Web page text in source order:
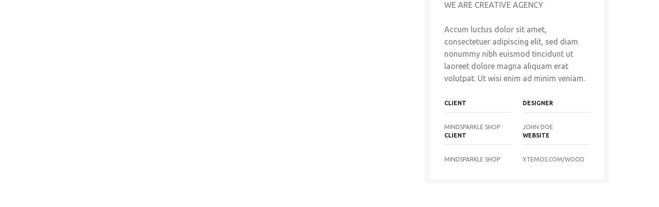
WE ARE CREATIVE AGENCY
Accum luctus dolor sit amet,
consectetuer adipiscing elit, sed diam
nonummy nibh euismod tincidunt ut
laoreet dolore magna aliquam erat
volutpat. Ut wisi enim ad minim veniam.
CLIENT
MINDSPARKLE SHOP
DESIGNER
JOHN DOE
CLIENT
MINDSPARKLE SHOP
WEBSITE
XTEMOS.COM/WOOD